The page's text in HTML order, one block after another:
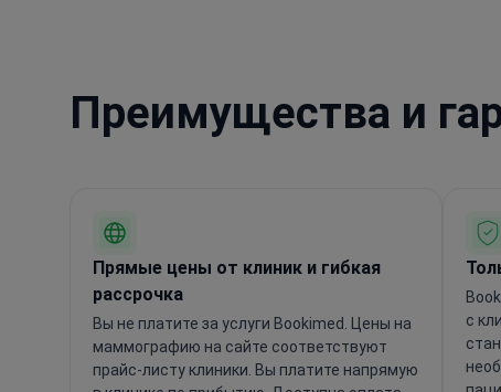
Преимущества и
Прямые цены от клиник и гибкая
рассрочка
Вы не платите за услуги Bookimed. Цены на
маммографию на сайте соответствуют
прайс-листу клиники. Вы платите напрямую
с